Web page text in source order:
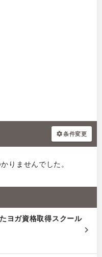
条件変更
りませんでした。
ヨガ資格取得スクール